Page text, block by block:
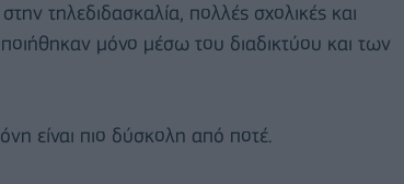
τηλεδιδασκαλία, πολλές σχολικές και
μόνο μέσω του διαδικτύου και των
είναι πιο δύσκολη από ποτέ.